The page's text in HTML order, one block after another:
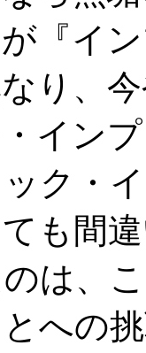
『イ
り、
イン
ク・
も間
は、
への